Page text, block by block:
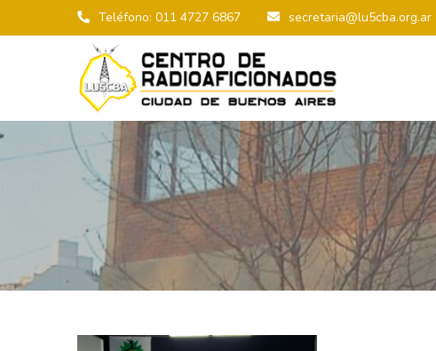
Teléfono: 011 4727 6867 secretaria@lu5cba.org.ar